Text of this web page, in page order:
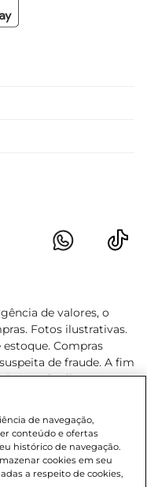
de valores, o
Fotos ilustrativas.
Compras
de fraude. A fim
de clientes as
com preços
são exclusivos para
de hoje, podendo
Proibida a venda
de 18 anos, conforme
de navegação,
conteúdo e ofertas
histórico de navegação.
cookies em seu
a respeito de cookies,